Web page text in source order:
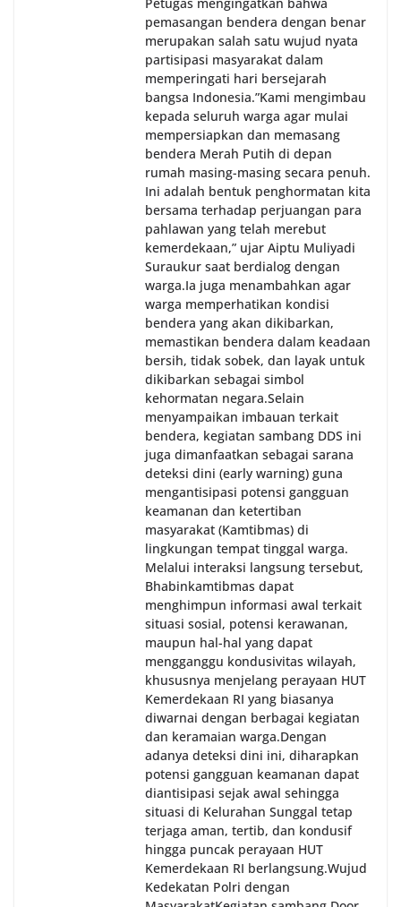
pemasangan bendera dengan benar
merupakan salah satu wujud nyata
partisipasi masyarakat dalam
memperingati hari bersejarah
bangsa Indonesia.‎‎”Kami mengimbau
kepada seluruh warga agar mulai
mempersiapkan dan memasang
bendera Merah Putih di depan
rumah masing-masing secara penuh.
Ini adalah bentuk penghormatan kita
bersama terhadap perjuangan para
pahlawan yang telah merebut
kemerdekaan,” ujar Aiptu Muliyadi
Suraukur saat berdialog dengan
warga.‎‎Ia juga menambahkan agar
warga memperhatikan kondisi
bendera yang akan dikibarkan,
memastikan bendera dalam keadaan
bersih, tidak sobek, dan layak untuk
dikibarkan sebagai simbol
kehormatan negara.‎‎‎Selain
menyampaikan imbauan terkait
bendera, kegiatan sambang DDS ini
juga dimanfaatkan sebagai sarana
deteksi dini (early warning) guna
mengantisipasi potensi gangguan
keamanan dan ketertiban
masyarakat (Kamtibmas) di
lingkungan tempat tinggal warga.
Melalui interaksi langsung tersebut,
Bhabinkamtibmas dapat
menghimpun informasi awal terkait
situasi sosial, potensi kerawanan,
maupun hal-hal yang dapat
mengganggu kondusivitas wilayah,
khususnya menjelang perayaan HUT
Kemerdekaan RI yang biasanya
diwarnai dengan berbagai kegiatan
dan keramaian warga.‎‎Dengan
adanya deteksi dini ini, diharapkan
potensi gangguan keamanan dapat
diantisipasi sejak awal sehingga
situasi di Kelurahan Sunggal tetap
terjaga aman, tertib, dan kondusif
hingga puncak perayaan HUT
Kemerdekaan RI berlangsung.‎‎Wujud
Kedekatan Polri dengan